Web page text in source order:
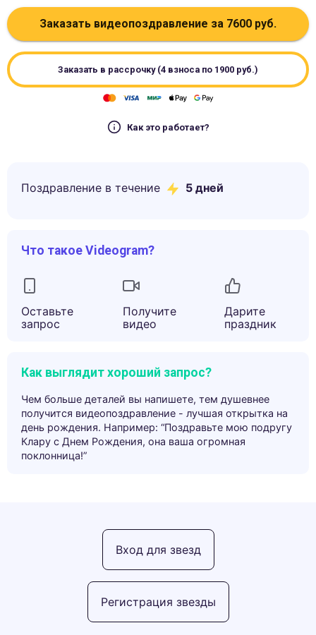
Заказать видеопоздравление за 7600 руб.
Заказать в рассрочку (4 взноса по 1900 руб.)
Как это работает?
Поздравление в течение 5 дней
Что такое Videogram?
Оставьте
запрос
Получите
видео
Дарите
праздник
Как выглядит хороший запрос?
Чем больше деталей вы напишете, тем душевнее
получится видеопоздравление - лучшая открытка на
день рождения. Например: “Поздравьте мою подругу
Клару с Днем Рождения, она ваша огромная
поклонница!”
Регистрация звезды
Вход для звезд